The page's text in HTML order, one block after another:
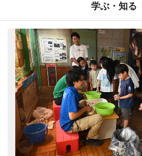
学ぶ・知る